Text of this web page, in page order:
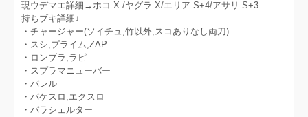
現ウデマエ詳細→ホコ X /ヤグラ X/エリア S+4/アサリ S+3
持ちブキ詳細↓
・チャージャー(ソイチュ,竹以外,スコありなし両刀)
・スシ,プライム,ZAP
・ロンブラ,ラピ
・スプラマニューバー
・バレル
・バケスロ,エクスロ
・パラシェルター